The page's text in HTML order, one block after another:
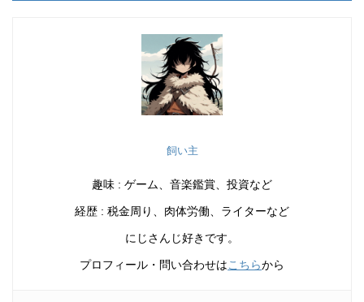
飼い主
趣味 : ゲーム、音楽鑑賞、投資など
経歴 : 税金周り、肉体労働、ライターなど
にじさんじ好きです。
プロフィール・問い合わせはこちらから